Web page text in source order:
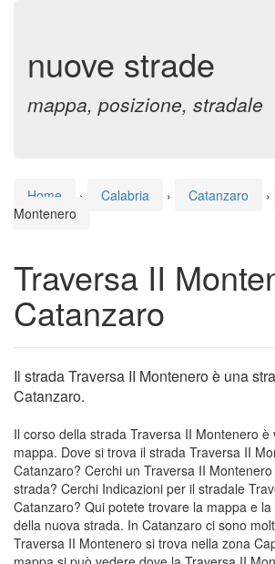
nuove strade
mappa, posizione, stradale
Home › Calabria › Catanzaro ›
Montenero
Traversa II
Catanzaro
Il strada Traversa II Montenero è una
Catanzaro.
Il corso della strada Traversa II Montenero è
mappa. Dove si trova il strada Traversa II
Catanzaro? Cerchi un Traversa II
strada? Cerchi Indicazioni per il stradale
Catanzaro? Qui potete trovare la mappa e
della nuova strada. In Catanzaro ci sono
Traversa II Montenero si trova nella zona